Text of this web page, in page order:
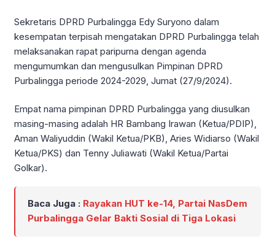
Sekretaris DPRD Purbalingga Edy Suryono dalam
kesempatan terpisah mengatakan DPRD Purbalingga telah
melaksanakan rapat paripurna dengan agenda
mengumumkan dan mengusulkan Pimpinan DPRD
Purbalingga periode 2024-2029, Jumat (27/9/2024).
Empat nama pimpinan DPRD Purbalingga yang diusulkan
masing-masing adalah HR Bambang Irawan (Ketua/PDIP),
Aman Waliyuddin (Wakil Ketua/PKB), Aries Widiarso (Wakil
Ketua/PKS) dan Tenny Juliawati (Wakil Ketua/Partai
Golkar).
Baca Juga : Rayakan HUT ke-14, Partai NasDem
Purbalingga Gelar Bakti Sosial di Tiga Lokasi